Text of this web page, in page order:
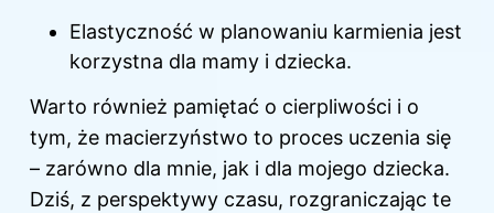
Elastyczność w planowaniu karmienia jest
korzystna dla mamy i dziecka.
Warto również pamiętać o cierpliwości i o
tym, że macierzyństwo to proces uczenia się
– zarówno dla mnie, jak i dla mojego dziecka.
Dziś, z perspektywy czasu, rozgraniczając te